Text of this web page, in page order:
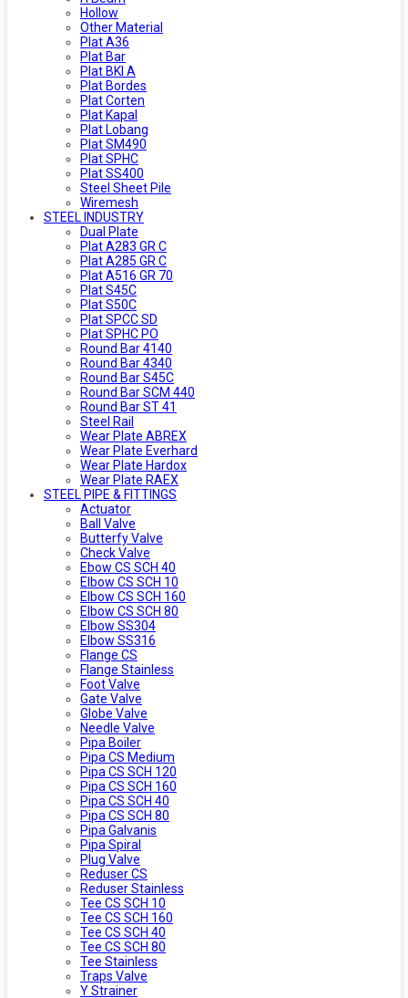
Hollow
Other Material
Plat A36
Plat Bar
Plat BKI A
Plat Bordes
Plat Corten
Plat Kapal
Plat Lobang
Plat SM490
Plat SPHC
Plat SS400
Steel Sheet Pile
Wiremesh
STEEL INDUSTRY
Dual Plate
Plat A283 GR C
Plat A285 GR C
Plat A516 GR 70
Plat S45C
Plat S50C
Plat SPCC SD
Plat SPHC PO
Round Bar 4140
Round Bar 4340
Round Bar S45C
Round Bar SCM 440
Round Bar ST 41
Steel Rail
Wear Plate ABREX
Wear Plate Everhard
Wear Plate Hardox
Wear Plate RAEX
STEEL PIPE & FITTINGS
Actuator
Ball Valve
Butterfy Valve
Check Valve
Ebow CS SCH 40
Elbow CS SCH 10
Elbow CS SCH 160
Elbow CS SCH 80
Elbow SS304
Elbow SS316
Flange CS
Flange Stainless
Foot Valve
Gate Valve
Globe Valve
Needle Valve
Pipa Boiler
Pipa CS Medium
Pipa CS SCH 120
Pipa CS SCH 160
Pipa CS SCH 40
Pipa CS SCH 80
Pipa Galvanis
Pipa Spiral
Plug Valve
Reduser CS
Reduser Stainless
Tee CS SCH 10
Tee CS SCH 160
Tee CS SCH 40
Tee CS SCH 80
Tee Stainless
Traps Valve
Y Strainer